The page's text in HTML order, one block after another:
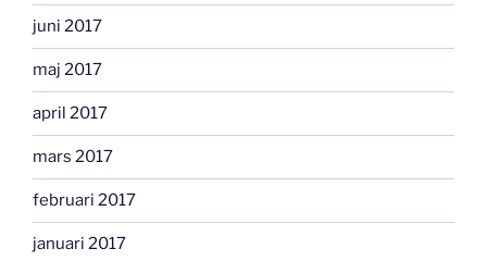
juni 2017
maj 2017
april 2017
mars 2017
februari 2017
januari 2017